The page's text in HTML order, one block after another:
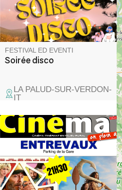
FESTIVAL ED EVENTI
Soirée disco
LA PALUD-SUR-VERDON-
IT
Projection en plein air du film
Vaiana, la légende du bout du
monde.